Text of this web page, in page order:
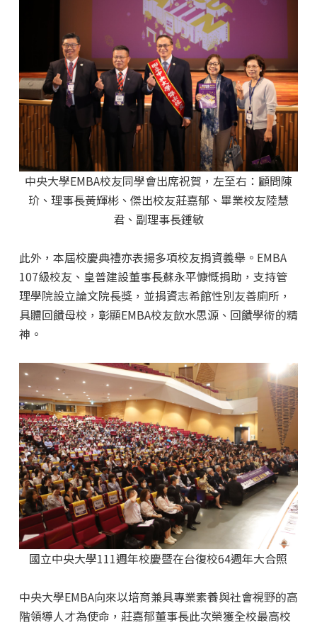
中央大學EMBA校友同學會出席祝賀，左至右：顧問陳
玠、理事長黃輝彬、傑出校友莊嘉郁、畢業校友陸慧
君、副理事長鍾敏
此外，本屆校慶典禮亦表揚多項校友捐資義舉。EMBA
107級校友、皇普建設董事長蘇永平慷慨捐助，支持管
理學院設立論文院長獎，並捐資志希館性別友善廁所，
具體回饋母校，彰顯EMBA校友飲水思源、回饋學術的精
神。
國立中央大學111週年校慶暨在台復校64週年大合照
中央大學EMBA向來以培育兼具專業素養與社會視野的高
階領導人才為使命，莊嘉郁董事長此次榮獲全校最高校